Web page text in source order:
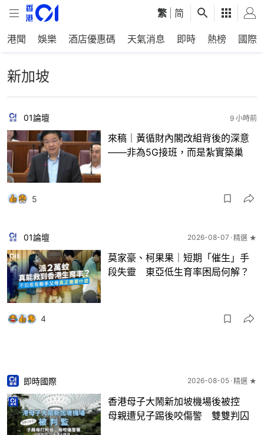
繁 简
港聞 娛樂 酒店優惠碼 天氣消息 即時 熱榜 國際
新加坡
01論壇 9 小時前
來稿｜黃循財內閣改組背後的深意
——非為5G接班，而是紮實築巢
5
01論壇 2026-08-07 精選 ★
莫家豪、柯果果｜短期「催生」手
段失靈 東亞低生育率困局何解？
4
即時國際 2026-08-05 精選 ★
香港母子大鬧新加坡機場後被控
母親遭兒子踢後咬傷警 雙雙判囚